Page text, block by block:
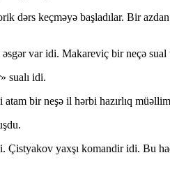
dərs keçməyə başladılar. Bir
var idi. Makareviç bir neçə
sualı idi.
bir neşə il hərbi hazırlıq
yaxşı komandir idi. Bu